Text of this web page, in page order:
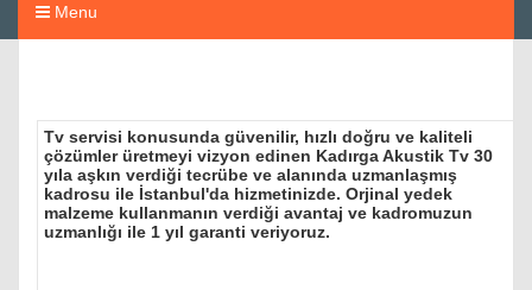
Menu
Tv servisi konusunda güvenilir, hızlı doğru ve kaliteli
çözümler üretmeyi vizyon edinen Kadırga Akustik Tv 30
yıla aşkın verdiği tecrübe ve alanında uzmanlaşmış
kadrosu ile İstanbul'da hizmetinizde. Orjinal yedek
malzeme kullanmanın verdiği avantaj ve kadromuzun
uzmanlığı ile 1 yıl garanti veriyoruz.